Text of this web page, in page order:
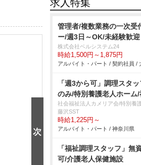
求人特集
管理者/複数業務の一次受
ー/週3日～OK/未経験歓迎
株式会社ベルシステム24
時給1,500円～1,875円
アルバイト・パート / 契約社員 /
「週3から可」調理スタ
のみ/特別養護老人ホーム
社会福祉法人カメリア会/特別養
藤沢SST
時給1,225円～
アルバイト・パート / 神奈川県
「福祉調理スタッフ」無
可/介護老人保健施設